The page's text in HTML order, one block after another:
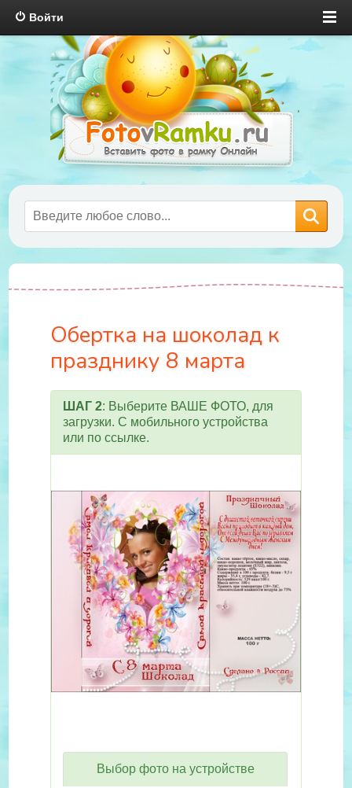
Войти
Обертка на шоколад к
празднику 8 марта
ШАГ 2: Выберите ВАШЕ ФОТО, для
загрузки. С мобильного устройства
или по ссылке.
Выбор фото на устройстве